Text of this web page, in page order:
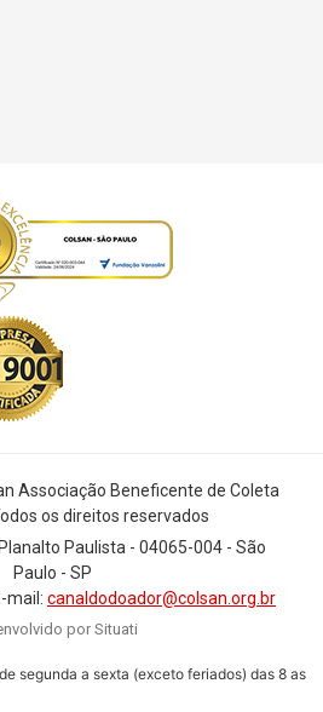
Associação Beneficente de Coleta
os direitos reservados
Paulista - 04065-004 - São
Paulo - SP
mail: canaldodoador@colsan.org.br
por Situati
segunda a sexta (exceto feriados) das 8 as